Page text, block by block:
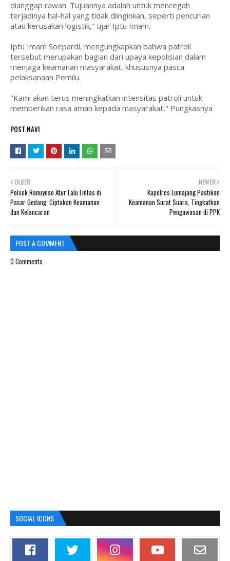
dianggap rawan. Tujuannya adalah untuk mencegah
terjadinya hal-hal yang tidak diinginkan, seperti pencurian
atau kerusakan logistik," ujar Iptu Imam.
Iptu Imam Soepardi, mengungkapkan bahwa patroli
tersebut merupakan bagian dari upaya kepolisian dalam
menjaga keamanan masyarakat, khususnya pasca
pelaksanaan Pemilu.
"Kami akan terus meningkatkan intensitas patroli untuk
memberikan rasa aman kepada masyarakat," Pungkasnya
POST NAVI
NEWER
Kapolres Lumajang Pastikan
Keamanan Surat Suara, Tingkatkan
Pengawasan di PPK
OLDER
Polsek Ranuyoso Atur Lalu Lintas di
Pasar Gedang, Ciptakan Keamanan
dan Kelancaran
POST A COMMENT
0 Comments
SOCIAL ICONS